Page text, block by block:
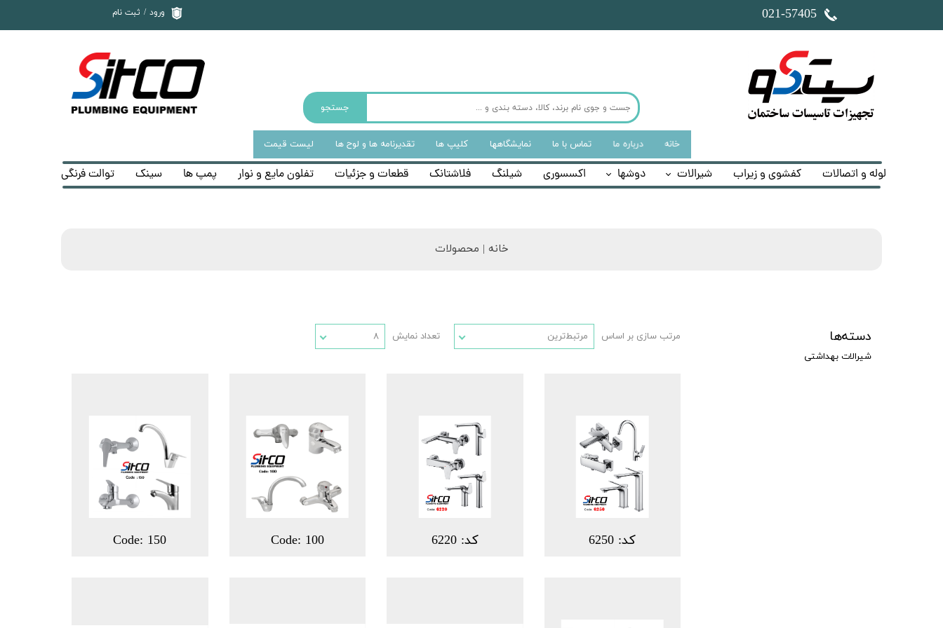
جستجو
​021-57405 ورود / ثبت نام
حساب کاربری من
تغییر گذر واژه
سفارشات
خروج از حساب
لوله و اتصالات کفشوی و زیراب شیرالات دوشها اکسسوری شیلنگ فلاشتانک قطعات و جزئیات تفلون مایع و نوار پمپ ها سینک توالت فرنگی
خانه درباره‌ ما تماس با ما نمایشگاهها کلیپ ها تقدیرنامه ها و لوح ها لیست قیمت
خانه | محصولات
دسته‌ها
شیرالات بهداشتی
مرتب سازی بر اساس مرتبط‌ترین تعداد نمایش ۸
کد: 6250 کد: 6220 Code: 100
Code: 150